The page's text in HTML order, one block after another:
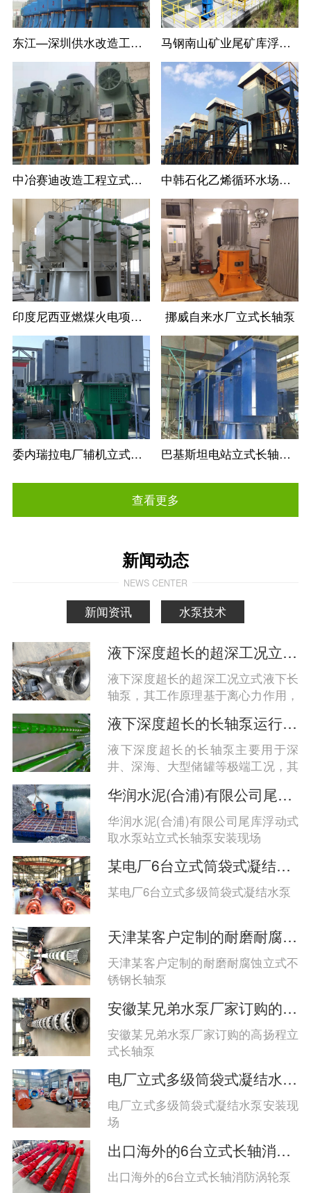
东江—深圳供水改造工程LC系列立式长轴循环水泵 马钢南山矿业尾矿库浮船取水泵站11台立式长轴泵一次调试成功运行过168
中冶赛迪改造工程立式长轴泵 中韩石化乙烯循环水场立式长轴泵
印度尼西亚燃煤火电项目立式长轴循环水泵 挪威自来水厂立式长轴泵
委内瑞拉电厂辅机立式长轴循环水泵 巴基斯坦电站立式长轴循环水泵
查看更多
新闻动态
NEWS CENTER
新闻资讯 水泵技术
液下深度超长的超深工况立式液下长轴泵工作原理和技术核心
液下深度超长的超深工况立式液下长
轴泵，其工作原理基于离心力作用，
现液体的高效垂直输送；技术核心在
于分段式长轴结构、多级支承系统、
耐腐蚀材料与智能密封设计的协同优
化，以应对百米级液深带来的力学、
密封与耐久性挑战‌。
液下深度超长的长轴泵运行工况分析
液下深度超长的长轴泵主要用于深
井、深海、大型储罐等极端工况，其
设计、材料选型及系统匹配。综合来
看，‌超长液下深度（通常指超过30
米，可达80米至百米级）的长轴泵在
高扬程、耐腐蚀、抗振动和密封可靠
性方面面临更大挑战，需通过分段轴
系、多点支承、高性能材料与智能监
控协同保障长期稳定运行‌。
华润水泥(合浦)有限公司尾库浮动式取水泵站立式长轴泵安装现场
华润水泥(合浦)有限公司尾库浮动式
取水泵站立式长轴泵安装现场
某电厂6台立式筒袋式凝结水泵
某电厂6台立式多级筒袋式凝结水泵
天津某客户定制的耐磨耐腐蚀立式长轴泵
天津某客户定制的耐磨耐腐蚀立式不
锈钢长轴泵
安徽某兄弟水泵厂家订购的高扬程立式长轴泵
安徽某兄弟水泵厂家订购的高扬程立
式长轴泵
电厂立式多级筒袋式凝结水泵安装现场
电厂立式多级筒袋式凝结水泵安装现
场
出口海外的6台立式长轴消防涡轮泵
出口海外的6台立式长轴消防涡轮泵